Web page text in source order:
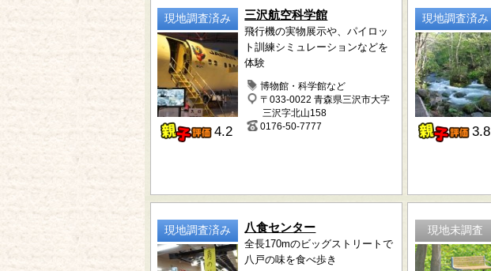
現地調査済み
4.2
三沢航空科学館
飛行機の実物展示や、パイロッ
ト訓練シミュレーションなどを
体験
博物館・科学館など
〒033-0022 青森県三沢市大字
三沢字北山158
0176-50-7777
現地調査済み
3.8
現地調査済み 八食センター
全長170mのビッグストリートで
八戸の味を食べ歩き
現地未調査